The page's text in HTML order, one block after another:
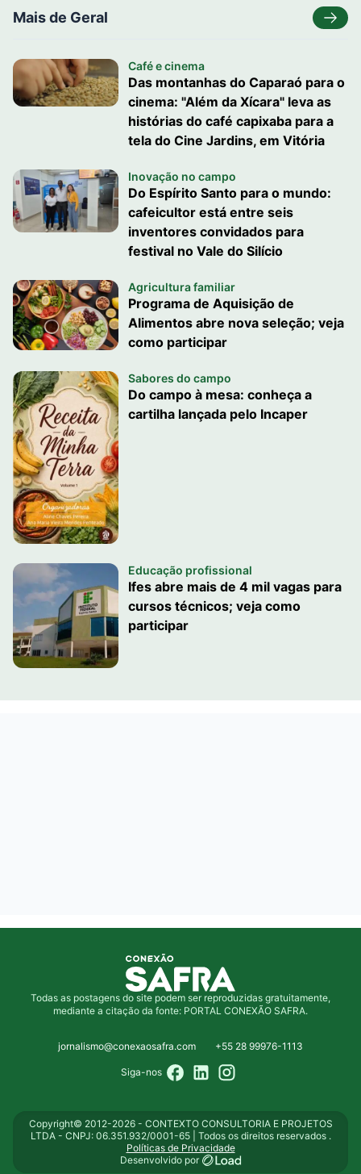
Mais de Geral
Café e cinema
Das montanhas do Caparaó para o
cinema: "Além da Xícara" leva as
histórias do café capixaba para a
tela do Cine Jardins, em Vitória
Inovação no campo
Do Espírito Santo para o mundo:
cafeicultor está entre seis
inventores convidados para
festival no Vale do Silício
Agricultura familiar
Programa de Aquisição de
Alimentos abre nova seleção; veja
como participar
Sabores do campo
Do campo à mesa: conheça a
cartilha lançada pelo Incaper
Educação profissional
Ifes abre mais de 4 mil vagas para
cursos técnicos; veja como
participar
Todas as postagens do site podem ser reproduzidas gratuitamente,
mediante a citação da fonte: PORTAL CONEXÃO SAFRA.
jornalismo@conexaosafra.com +55 28 99976-1113
Siga-nos
Copyright© 2012-2026 - CONTEXTO CONSULTORIA E PROJETOS
LTDA - CNPJ: 06.351.932/0001-65 | Todos os direitos reservados .
Políticas de Privacidade
Desenvolvido por